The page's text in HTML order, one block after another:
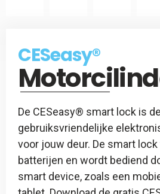
CESeasy®
De CESeasy® smart lock is
gebruiksvriendelijke
voor jouw deur. De smart
batterijen en wordt bediend
smart device, zoals een